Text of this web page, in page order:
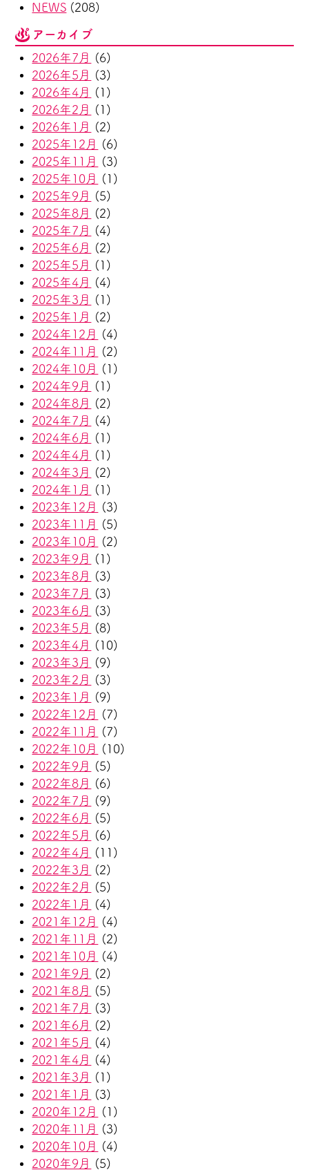
NEWS (208)
アーカイブ
2026年7月
(6)
2026年5月
(3)
2026年4月
(1)
2026年2月
(1)
2026年1月
(2)
2025年12月
(6)
2025年11月
(3)
2025年10月
(1)
2025年9月
(5)
2025年8月
(2)
2025年7月
(4)
2025年6月
(2)
2025年5月
(1)
2025年4月
(4)
2025年3月
(1)
2025年1月
(2)
2024年12月
(4)
2024年11月
(2)
2024年10月
(1)
2024年9月
(1)
2024年8月
(2)
2024年7月
(4)
2024年6月
(1)
2024年4月
(1)
2024年3月
(2)
2024年1月
(1)
2023年12月
(3)
2023年11月
(5)
2023年10月
(2)
2023年9月
(1)
2023年8月
(3)
2023年7月
(3)
2023年6月
(3)
2023年5月
(8)
2023年4月
(10)
2023年3月
(9)
2023年2月
(3)
2023年1月
(9)
2022年12月
(7)
2022年11月
(7)
2022年10月
(10)
2022年9月
(5)
2022年8月
(6)
2022年7月
(9)
2022年6月
(5)
2022年5月
(6)
2022年4月
(11)
2022年3月
(2)
2022年2月
(5)
2022年1月
(4)
2021年12月
(4)
2021年11月
(2)
2021年10月
(4)
2021年9月
(2)
2021年8月
(5)
2021年7月
(3)
2021年6月
(2)
2021年5月
(4)
2021年4月
(4)
2021年3月
(1)
2021年1月
(3)
2020年12月
(1)
2020年11月
(3)
2020年10月
(4)
2020年9月
(5)